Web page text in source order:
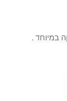
במיוחד .